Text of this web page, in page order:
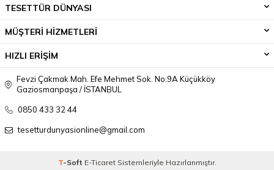
TESETTÜR DÜNYASI
MÜŞTERİ HİZMETLERİ
HIZLI ERİŞİM
Fevzi Çakmak Mah. Efe Mehmet Sok. No:9A Küçükköy
Gaziosmanpaşa / İSTANBUL
0850 433 32 44
tesetturdunyasionline@gmail.com
T-Soft E-TicaretSistemleriyle Hazırlanmıştır.